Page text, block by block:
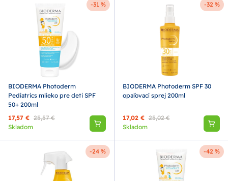
-31 %
BIODERMA Photoderm
Pediatrics mlieko pre deti SPF
50+ 200ml
17,57 € 25,57 €
Skladom
-32 %
BIODERMA Photoderm SPF 30
opaľovací sprej 200ml
17,02 € 25,02 €
Skladom
-24 % -42 %